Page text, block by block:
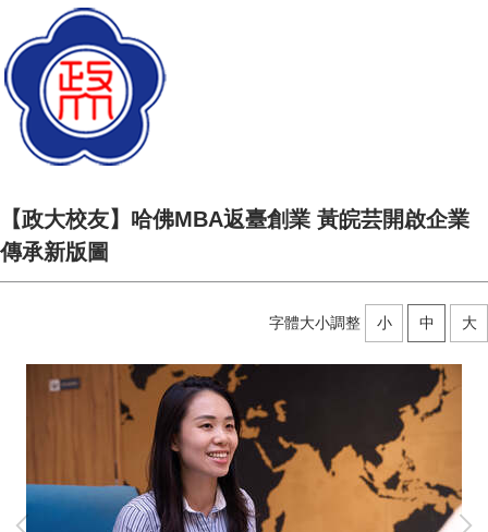
【政大校友】哈佛MBA返臺創業 黃皖芸開啟企業
傳承新版圖
字體大小調整 小 中 大